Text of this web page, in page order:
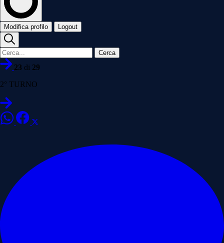
Modifica profilo Logout
Cerca
23 di 29
2° TURNO